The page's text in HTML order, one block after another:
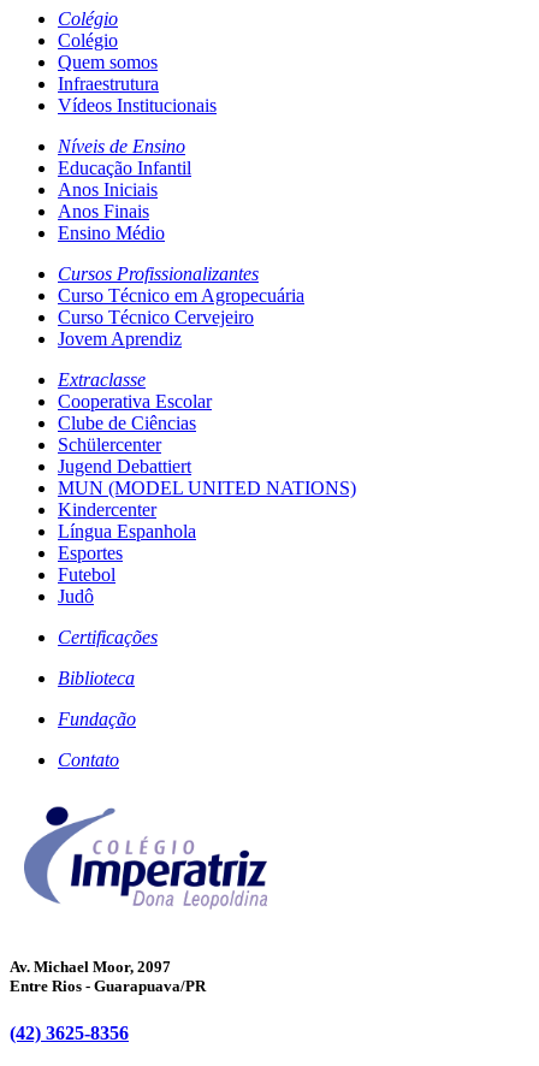
Colégio
Colégio
Quem somos
Infraestrutura
Vídeos Institucionais
Níveis de Ensino
Educação Infantil
Anos Iniciais
Anos Finais
Ensino Médio
Cursos Profissionalizantes
Curso Técnico em Agropecuária
Curso Técnico Cervejeiro
Jovem Aprendiz
Extraclasse
Cooperativa Escolar
Clube de Ciências
Schülercenter
Jugend Debattiert
MUN (MODEL UNITED NATIONS)
Kindercenter
Língua Espanhola
Esportes
Futebol
Judô
Certificações
Biblioteca
Fundação
Contato
Av. Michael Moor, 2097
Entre Rios - Guarapuava/PR
(42) 3625-8356